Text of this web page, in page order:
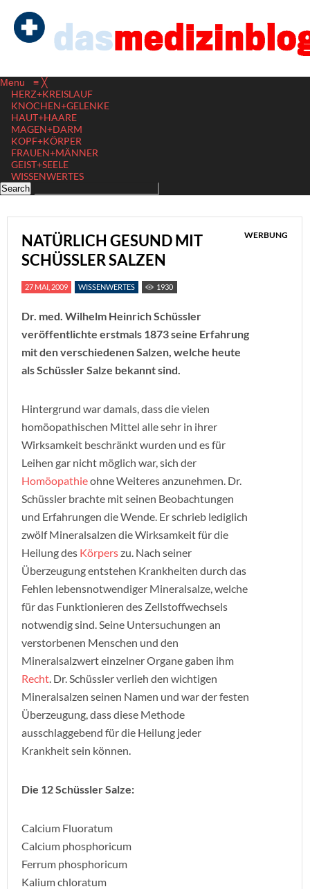
Menu ≡ ╳
HERZ+KREISLAUF
KNOCHEN+GELENKE
HAUT+HAARE
MAGEN+DARM
KOPF+KÖRPER
FRAUEN+MÄNNER
GEIST+SEELE
WISSENWERTES
NATÜRLICH GESUND MIT
SCHÜSSLER SALZEN
WERBUNG
27 MAI, 2009 WISSENWERTES 1930
Dr. med. Wilhelm Heinrich Schüssler
veröffentlichte erstmals 1873 seine Erfahrung
mit den verschiedenen Salzen, welche heute
als Schüssler Salze bekannt sind.
Hintergrund war damals, dass die vielen
homöopathischen Mittel alle sehr in ihrer
Wirksamkeit beschränkt wurden und es für
Leihen gar nicht möglich war, sich der
Homöopathieohne Weiteres anzunehmen. Dr.
Schüssler brachte mit seinen Beobachtungen
und Erfahrungen die Wende. Er schrieb lediglich
zwölf Mineralsalzen die Wirksamkeit für die
Heilung des Körperszu. Nach seiner
Überzeugung entstehen Krankheiten durch das
Fehlen lebensnotwendiger Mineralsalze, welche
für das Funktionieren des Zellstoffwechsels
notwendig sind. Seine Untersuchungen an
verstorbenen Menschen und den
Mineralsalzwert einzelner Organe gaben ihm
Recht. Dr. Schüssler verlieh den wichtigen
Mineralsalzen seinen Namen und war der festen
Überzeugung, dass diese Methode
ausschlaggebend für die Heilung jeder
Krankheit sein können.
Die 12 Schüssler Salze:
Calcium Fluoratum
Calcium phosphoricum
Ferrum phosphoricum
Kalium chloratum